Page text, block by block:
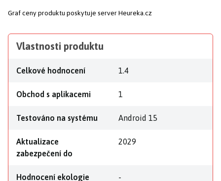
Graf ceny produktu poskytuje server Heureka.cz
Vlastnosti produktu
Celkové hodnocení 1.4
Obchod s aplikacemi 1
Testováno na systému Android 15
Aktualizace
zabezpečení do
2029
Hodnocení ekologie -